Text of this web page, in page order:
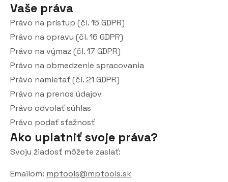
Vaše práva
Právo na prístup (čl. 15 GDPR)
Právo na opravu (čl. 16 GDPR)
Právo na výmaz (čl. 17 GDPR)
Právo na obmedzenie spracovania
Právo namietať (čl. 21 GDPR)
Právo na prenos údajov
Právo odvolať súhlas
Právo podať sťažnosť
Ako uplatniť svoje práva?
Svoju žiadosť môžete zaslať:
Emailom: mptools@mptools.sk